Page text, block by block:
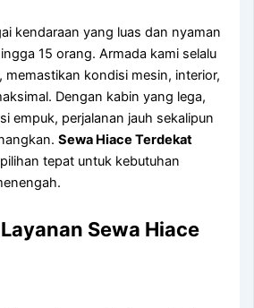
kendaraan yang luas dan nyaman
15 orang. Armada kami selalu
memastikan kondisi mesin, interior,
Dengan kabin yang lega,
empuk, perjalanan jauh sekalipun
Sewa Hiace Terdekat
tepat untuk kebutuhan
Sewa Hiace